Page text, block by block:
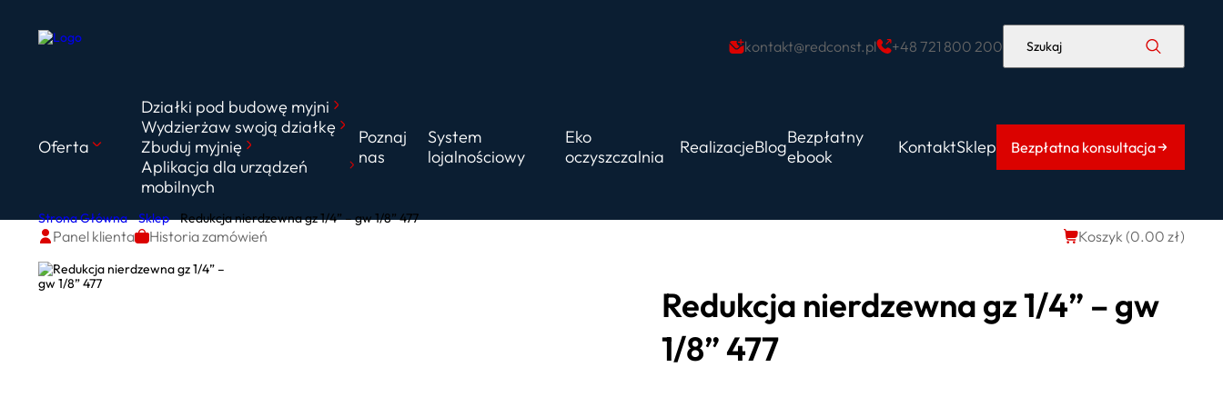
kontakt@redconst.pl +48 721 800 200 Szukaj
Oferta
Działki pod budowę myjni
Wydzierżaw swoją działkę
Zbuduj myjnię
Aplikacja dla urządzeń
mobilnych
Poznaj
nas
System
lojalnościowy
Eko
oczyszczalnia
RealizacjeBlogBezpłatny
ebook
KontaktSklep Bezpłatna konsultacja
Panel klienta Historia zamówień Koszyk (0.00 zł)
Strona Główna Sklep Redukcja nierdzewna gz 1/4” – gw 1/8” 477
Redukcja nierdzewna gz 1/4” – gw
1/8” 477